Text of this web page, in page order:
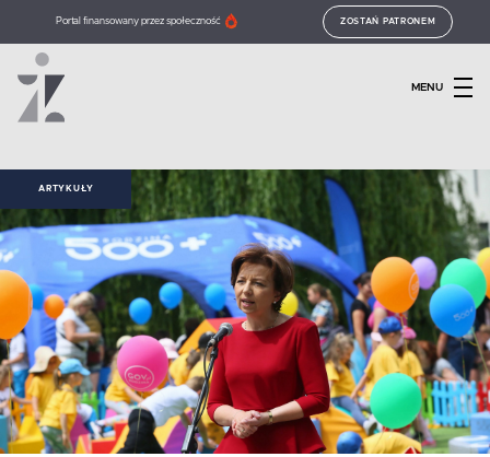
Portal finansowany przez społeczność ZOSTAŃ PATRONEM
MENU
ARTYKUŁY